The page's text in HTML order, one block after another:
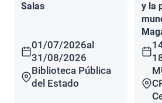
Salas
01/07/2026al
31/08/2026
Biblioteca Pública
del Estado
y la